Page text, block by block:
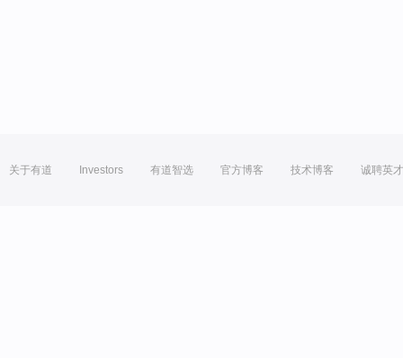
关于有道 Investors 有道智选 官方博客 技术博客 诚聘英才